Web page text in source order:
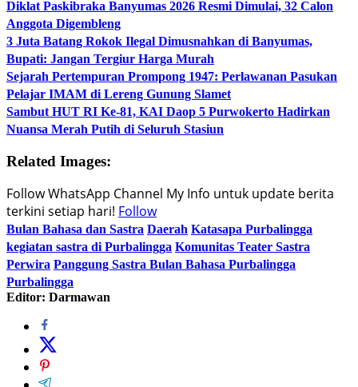
Diklat Paskibraka Banyumas 2026 Resmi Dimulai, 32 Calon
Anggota Digembleng
3 Juta Batang Rokok Ilegal Dimusnahkan di Banyumas,
Bupati: Jangan Tergiur Harga Murah
Sejarah Pertempuran Prompong 1947: Perlawanan Pasukan
Pelajar IMAM di Lereng Gunung Slamet
Sambut HUT RI Ke-81, KAI Daop 5 Purwokerto Hadirkan
Nuansa Merah Putih di Seluruh Stasiun
Related Images:
Follow WhatsApp Channel My Info untuk update berita
terkini setiap hari! Follow
Bulan Bahasa dan Sastra Daerah Katasapa Purbalingga
kegiatan sastra di Purbalingga Komunitas Teater Sastra
Perwira Panggung Sastra Bulan Bahasa Purbalingga
Purbalingga
Editor: Darmawan